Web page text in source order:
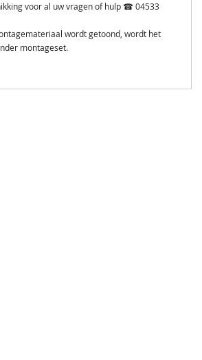
voor al uw vragen of hulp ☎ 04533
wordt getoond, wordt het
montageset.